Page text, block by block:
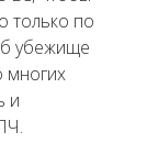
только по
убежище
многих
и